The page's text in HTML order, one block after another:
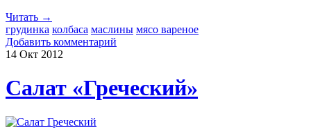
Читать →
грудинка колбаса маслины мясо вареное
Добавить комментарий
14 Окт 2012
Салат «Греческий»